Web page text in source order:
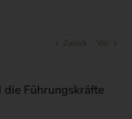
Zurück Vor
Führungskräfte